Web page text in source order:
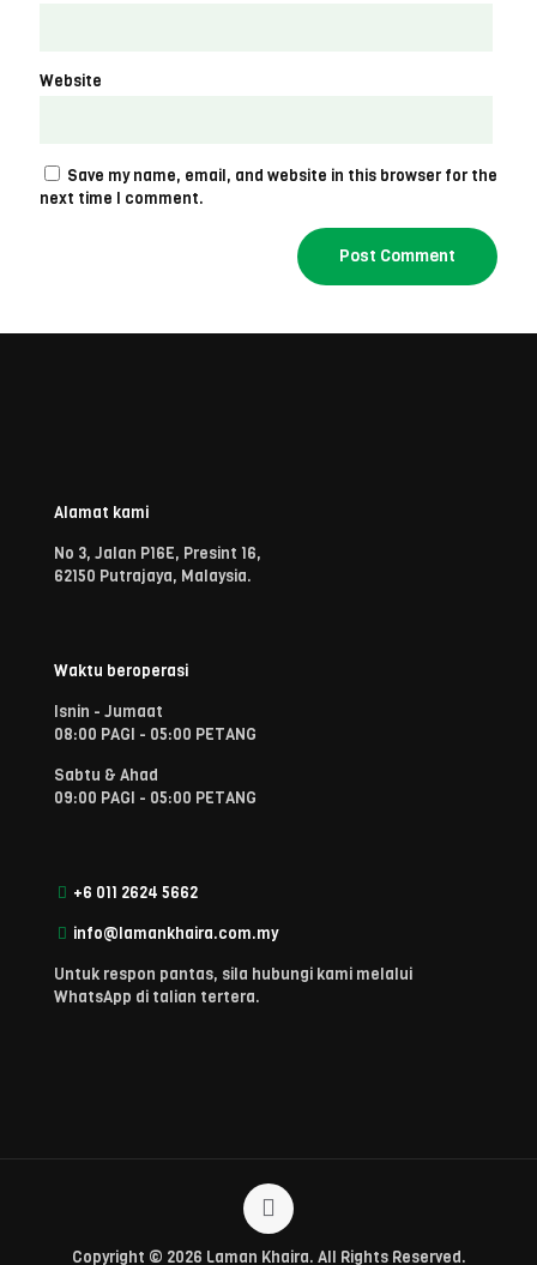
Website
Save my name, email, and website in this browser for the
next time I comment.
Alamat kami
No 3, Jalan P16E, Presint 16,
62150 Putrajaya, Malaysia.
Waktu beroperasi
Isnin - Jumaat
08:00 PAGI - 05:00 PETANG
Sabtu & Ahad
09:00 PAGI - 05:00 PETANG
+6 011 2624 5662
info@lamankhaira.com.my
Untuk respon pantas, sila hubungi kami melalui
WhatsApp di talian tertera.
Copyright © 2026 Laman Khaira. All Rights Reserved.